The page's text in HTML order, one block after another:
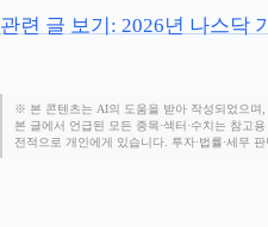
관련 글 보기: 2026년 나스닥
※ 본 콘텐츠는 AI의 도움을 받아 작성되었으며,
본 글에서 언급된 모든 종목·섹터·수치는 참고
전적으로 개인에게 있습니다. 투자·법률·세무